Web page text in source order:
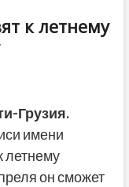
к летнему
Грузия.
имени
летнему
он сможет